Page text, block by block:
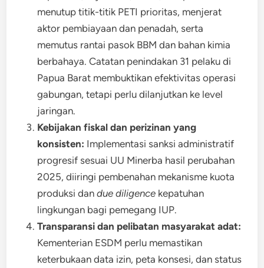
menutup titik-titik PETI prioritas, menjerat
aktor pembiayaan dan penadah, serta
memutus rantai pasok BBM dan bahan kimia
berbahaya. Catatan penindakan 31 pelaku di
Papua Barat membuktikan efektivitas operasi
gabungan, tetapi perlu dilanjutkan ke level
jaringan.
Kebijakan fiskal dan perizinan yang
konsisten: Implementasi sanksi administratif
progresif sesuai UU Minerba hasil perubahan
2025, diiringi pembenahan mekanisme kuota
produksi dandue diligence kepatuhan
lingkungan bagi pemegang IUP.
Transparansi dan pelibatan masyarakat adat:
Kementerian ESDM perlu memastikan
keterbukaan data izin, peta konsesi, dan status